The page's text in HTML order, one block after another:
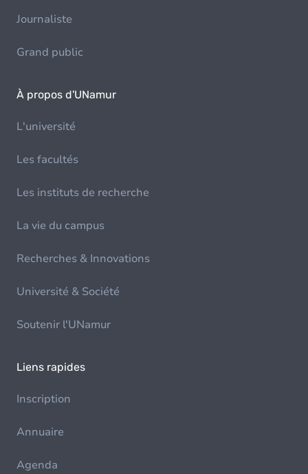
Journaliste
Grand public
À propos d'UNamur
L'université
Les facultés
Les instituts de recherche
La vie du campus
Recherches & Innovations
Université & Société
Soutenir l'UNamur
Liens rapides
Inscription
Annuaire
Agenda